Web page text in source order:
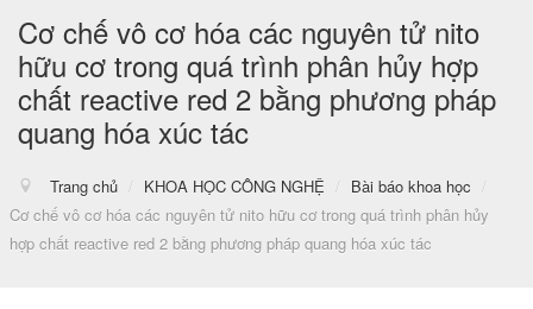
Cơ chế vô cơ hóa các nguyên tử nito
hữu cơ trong quá trình phân hủy hợp
chất reactive red 2 bằng phương pháp
quang hóa xúc tác
Trang chủ / KHOA HỌC CÔNG NGHỆ / Bài báo khoa học
/
Cơ chế vô cơ hóa các nguyên tử nito hữu cơ trong quá trình phân hủy
hợp chất reactive red 2 bằng phương pháp quang hóa xúc tác